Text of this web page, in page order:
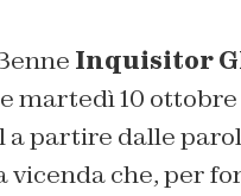
Inquisitor
10 ottobre
partire dalle
vicenda che, per